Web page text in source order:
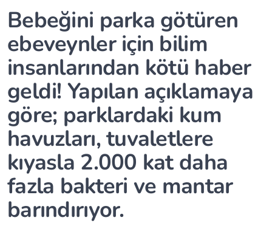
Bebeğini parka götüren
ebeveynler için bilim
insanlarından kötü haber
geldi! Yapılan açıklamaya
göre; parklardaki kum
havuzları, tuvaletlere
kıyasla 2.000 kat daha
fazla bakteri ve mantar
barındırıyor.